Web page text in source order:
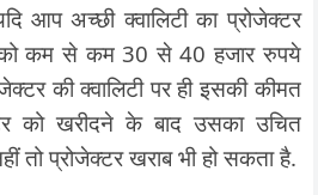
आप अच्छी क्वालिटी का प्रोजेक्टर
कम से कम 30 से 40 हजार रुपये
की क्वालिटी पर ही इसकी कीमत
को खरीदने के बाद उसका उचित
तो प्रोजेक्टर खराब भी हो सकता है.